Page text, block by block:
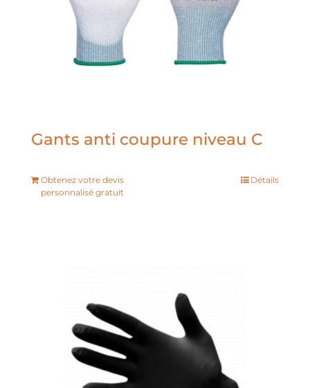
Gants anti coupure niveau C
Obtenez votre devis
personnalisé gratuit
Détails